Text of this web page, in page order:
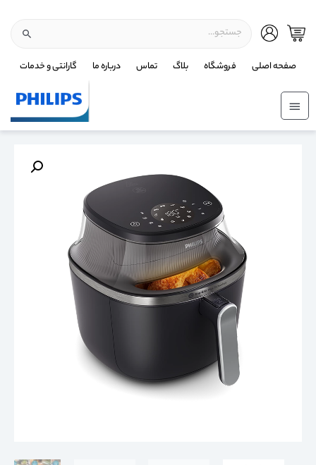
صفحه اصلی فروشگاه بلاگ تماس درباره ما گارانتی و خدمات